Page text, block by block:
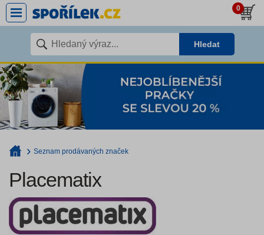
0
Hledat
Seznam prodávaných značek
Placematix